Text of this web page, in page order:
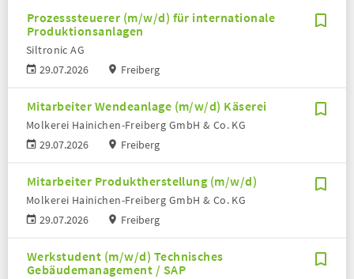
Prozesssteuerer (m/w/d) für internationale
Produktionsanlagen
29.07.2026
Siltronic AG
Freiberg
Mitarbeiter Wendeanlage (m/w/d) Käserei
29.07.2026
Molkerei Hainichen-Freiberg GmbH & Co. KG
Freiberg
Mitarbeiter Produktherstellung (m/w/d)
29.07.2026
Molkerei Hainichen-Freiberg GmbH & Co. KG
Freiberg
Werkstudent (m/w/d) Technisches
Gebäudemanagement / SAP